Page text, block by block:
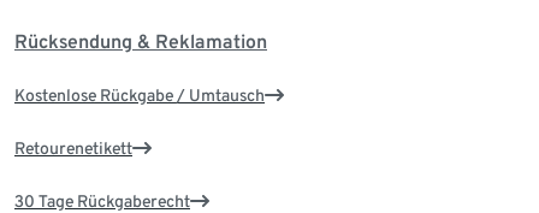
Rücksendung & Reklamation
Kostenlose Rückgabe / Umtausch
Retourenetikett
30 Tage Rückgaberecht